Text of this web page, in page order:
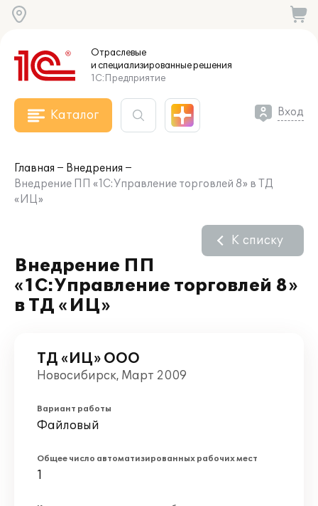
Отраслевые
и специализированныерешения
1С:Предприятие
Каталог Вход
Главная
Внедрения
Внедрение ПП «1С:Управление торговлей 8» в ТД
«ИЦ»
Внедрение ПП
«1С:Управление торговлей 8»
в ТД «ИЦ»
К списку
ТД «ИЦ» ООО
Новосибирск, Март 2009
Вариант работы
Файловый
Общее число автоматизированных рабочих мест
1